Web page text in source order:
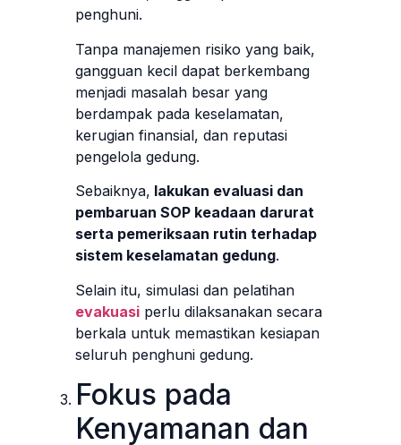
penghuni.
Tanpa manajemen risiko yang baik,
gangguan kecil dapat berkembang
menjadi masalah besar yang
berdampak pada keselamatan,
kerugian finansial, dan reputasi
pengelola gedung.
Sebaiknya, lakukan evaluasi dan
pembaruan SOP keadaan darurat
serta pemeriksaan rutin terhadap
sistem keselamatan gedung.
Selain itu, simulasi dan pelatihan
evakuasi perlu dilaksanakan secara
berkala untuk memastikan kesiapan
seluruh penghuni gedung.
Fokus pada
Kenyamanan dan